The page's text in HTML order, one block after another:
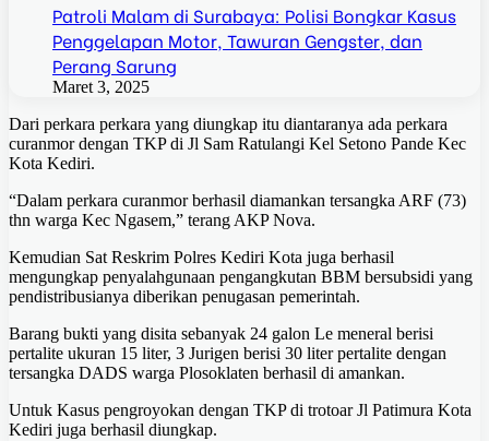
Patroli Malam di Surabaya: Polisi Bongkar Kasus
Penggelapan Motor, Tawuran Gengster, dan
Perang Sarung
Maret 3, 2025
Dari perkara perkara yang diungkap itu diantaranya ada perkara
curanmor dengan TKP di Jl Sam Ratulangi Kel Setono Pande Kec
Kota Kediri.
“Dalam perkara curanmor berhasil diamankan tersangka ARF (73)
thn warga Kec Ngasem,” terang AKP Nova.
Kemudian Sat Reskrim Polres Kediri Kota juga berhasil
mengungkap penyalahgunaan pengangkutan BBM bersubsidi yang
pendistribusianya diberikan penugasan pemerintah.
Barang bukti yang disita sebanyak 24 galon Le meneral berisi
pertalite ukuran 15 liter, 3 Jurigen berisi 30 liter pertalite dengan
tersangka DADS warga Plosoklaten berhasil di amankan.
Untuk Kasus pengroyokan dengan TKP di trotoar Jl Patimura Kota
Kediri juga berhasil diungkap.